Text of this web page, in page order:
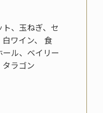
、玉ねぎ、セ
ワイン、 食
ル、ベイリー
ラゴン